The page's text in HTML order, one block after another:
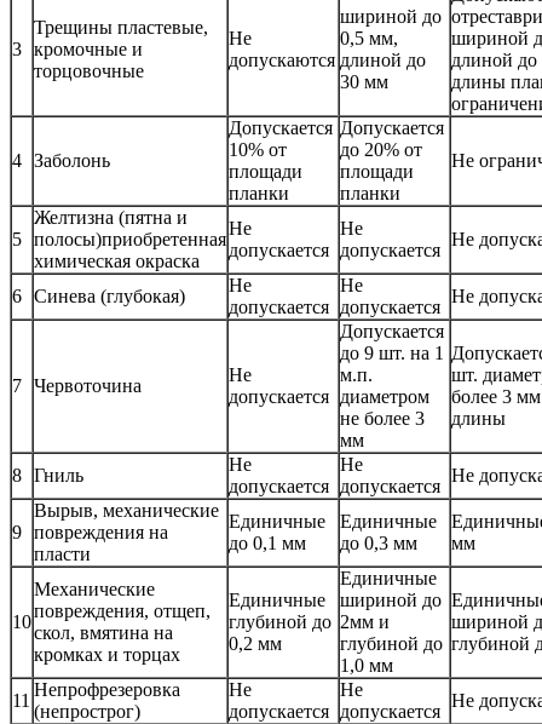
3
Трещины пластевые,
кромочные и
торцовочные
Не
допускаются
шириной до
0,5 мм,
длиной до
30 мм
шириной
длиной до
длины
4 Заболонь
Допускается
10% от
площади
планки
Допускается
до 20% от
площади
планки
Не
5
Желтизна (пятна и
полосы)приобретенная
химическая окраска
Не
допускается
Не
допускается
Не
6 Синева (глубокая)
Не
допускается
Не
допускается
Не
7 Червоточина
Не
допускается
Допускается
до 9 шт. на 1
м.п.
диаметром
не более 3
мм
шт.
более 3
длины
8 Гниль
Не
допускается
Не
допускается
Не
9
Вырыв, механические
повреждения на
пласти
Единичные
до 0,1 мм
Единичные
до 0,3 мм
мм
10
Механические
повреждения, отщеп,
скол, вмятина на
кромках и торцах
Единичные
глубиной до
0,2 мм
Единичные
шириной до
2мм и
глубиной до
1,0 мм
шириной
глубиной
11
Непрофрезеровка
(непрострог)
Не
допускается
Не
допускается
Не